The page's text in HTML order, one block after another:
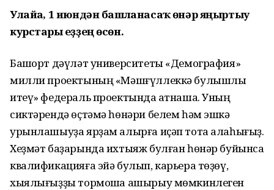
Улайһа, 1 июндән башланасаҡ һөнәр яңыртыу
курстары һеҙҙең өсөн.
Башҡорт дәүләт университеты «Демография»
милли проектының «Мәшғүллеккә булышлыҡ
итеү» федераль проектында ҡатнаша. Уның
сиктәрендә өҫтәмә һөнәри белем һәм эшкә
урынлашыуҙа ярҙам алырға иҫәп тота алаһығыҙ.
Хеҙмәт баҙарында ихтыяж булған һөнәр буйынса
квалификацияға эйә булып, карьера төҙөү,
хыялығыҙҙы тормошҡа ашырыу мөмкинлеген